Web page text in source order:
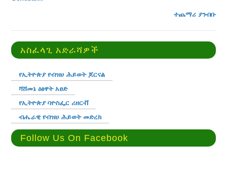
ተጨማሪ ያንብቡ
አስፈላጊ አድራሻዎች
የኢትዮጵያ የብዝሀ ሕይወት ጆርናል
ሻሸመኔ ዕፅዋት አፀድ
የኢትዮጵያ ባዮስፌር ሪዘርቭ
ብሔራዊ የብዝሀ ሕይወት መድረክ
Follow Us On Facebook